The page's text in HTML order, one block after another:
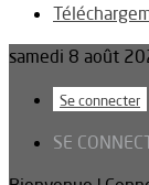
samedi 8 août
Se connecter
SE